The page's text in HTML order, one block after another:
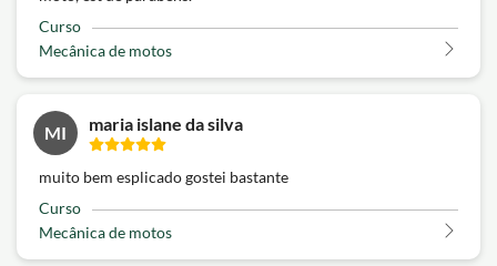
Curso
Mecânica de motos
MI maria islane da silva
muito bem esplicado gostei bastante
Curso
Mecânica de motos